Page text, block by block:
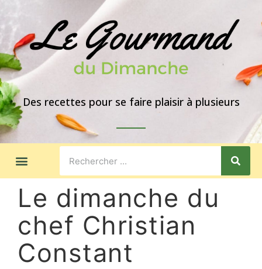
Des recettes pour se faire plaisir à plusieurs
Le dimanche du
chef Christian
Constant